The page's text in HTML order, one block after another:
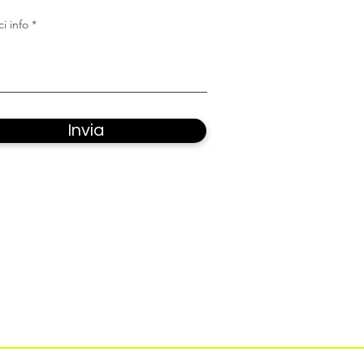
info
Invia